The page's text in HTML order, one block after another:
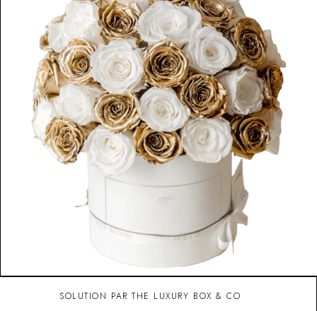
SOLUTION PAR THE LUXURY BOX & CO